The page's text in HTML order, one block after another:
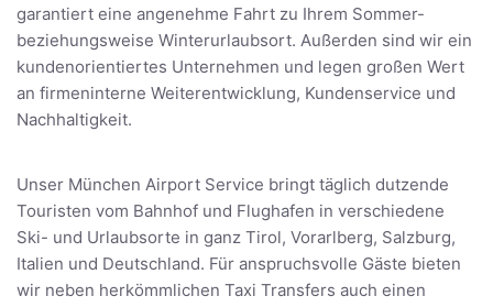
garantiert eine angenehme Fahrt zu Ihrem Sommer-
beziehungsweise Winterurlaubsort. Außerden sind wir ein
kundenorientiertes Unternehmen und legen großen Wert
an firmeninterne Weiterentwicklung, Kundenservice und
Nachhaltigkeit.
Unser München Airport Service bringt täglich dutzende
Touristen vom Bahnhof und Flughafen in verschiedene
Ski- und Urlaubsorte in ganz Tirol, Vorarlberg, Salzburg,
Italien und Deutschland. Für anspruchsvolle Gäste bieten
wir neben herkömmlichen Taxi Transfers auch einen